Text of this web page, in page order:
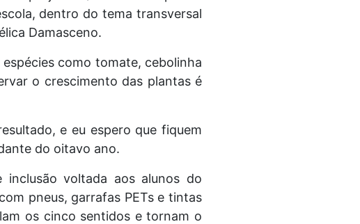
dentro do tema transversal
Damasceno.
como tomate, cebolinha
o crescimento das plantas é
e eu espero que fiquem
do oitavo ano.
voltada aos alunos do
pneus, garrafas PETs e tintas
os cinco sentidos e tornam o